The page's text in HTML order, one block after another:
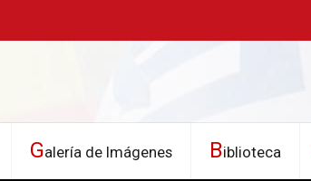
Galería de Imágenes Biblioteca